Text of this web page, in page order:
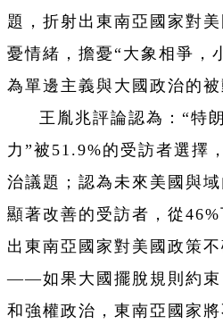
題，折射出東南亞國家對
憂情緒，擔憂“大象相爭，
為單邊主義與大國政治的被
王胤兆評論認為 ： “特
力”被51.9%的受訪者選擇
治議題；認為未來美國與
顯著改善的受訪者，從
出東南亞國家對美國政策
——如果大國擺脫規則約束
和強權政治，東南亞國家